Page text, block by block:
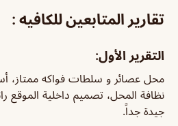
تقارير المتابعين للكافيه :
التقرير الأول:
محل عصائر و سلطات فواكه ممتاز،
نظافة المحل، تصميم داخلية الموقع
جيدة جداً.